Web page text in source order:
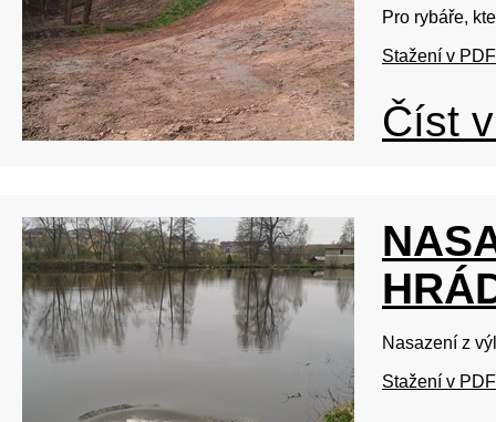
Pro rybáře,
Stažení v PDF
Číst
Nasazení z
Stažení v PDF